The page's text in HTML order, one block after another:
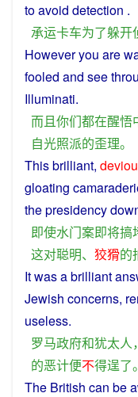
toavoid detection .
承运卡车为了躲开
Howeveryou are
fooled and see
Illuminati.
而且你们都在醒悟
自光照派的歪理。
Thisbrilliant,
gloating
thepresidency
即使水门案即将搞
这对聪明、 狡猾的
Itwasabrilliant
Jewish concerns,
useless.
罗马政府和犹太人，
的恶计便不得逞了。
The British can be